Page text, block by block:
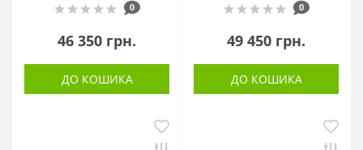
0
46 350 грн.
ДО КОШИКА
0
49 450 грн.
ДО КОШИКА